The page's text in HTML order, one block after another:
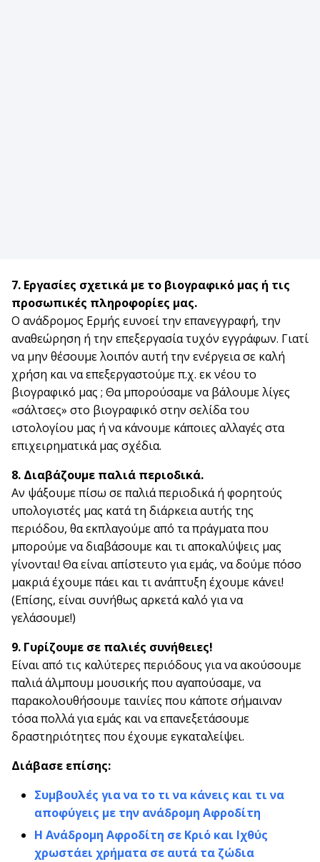
7. Εργασίες σχετικά με το βιογραφικό μας ή τις
προσωπικές πληροφορίες μας.
Ο ανάδρομος Ερμής ευνοεί την επανεγγραφή, την
αναθεώρηση ή την επεξεργασία τυχόν εγγράφων. Γιατί
να μην θέσουμε λοιπόν αυτή την ενέργεια σε καλή
χρήση και να επεξεργαστούμε π.χ. εκ νέου το
βιογραφικό μας ; Θα μπορούσαμε να βάλουμε λίγες
«σάλτσες» στο βιογραφικό στην σελίδα του
ιστολογίου μας ή να κάνουμε κάποιες αλλαγές στα
επιχειρηματικά μας σχέδια.
8. Διαβάζουμε παλιά περιοδικά.
Αν ψάξουμε πίσω σε παλιά περιοδικά ή φορητούς
υπολογιστές μας κατά τη διάρκεια αυτής της
περιόδου, θα εκπλαγούμε από τα πράγματα που
μπορούμε να διαβάσουμε και τι αποκαλύψεις μας
γίνονται! Θα είναι απίστευτο για εμάς, να δούμε πόσο
μακριά έχουμε πάει και τι ανάπτυξη έχουμε κάνει!
(Επίσης, είναι συνήθως αρκετά καλό για να
γελάσουμε!)
9. Γυρίζουμε σε παλιές συνήθειες!
Είναι από τις καλύτερες περιόδους για να ακούσουμε
παλιά άλμπουμ μουσικής που αγαπούσαμε, να
παρακολουθήσουμε ταινίες που κάποτε σήμαιναν
τόσα πολλά για εμάς και να επανεξετάσουμε
δραστηριότητες που έχουμε εγκαταλείψει.
Διάβασε επίσης:
Συμβουλές για να το τι να κάνεις και τι να
αποφύγεις με την ανάδρομη Αφροδίτη
Η Ανάδρομη Αφροδίτη σε Κριό και Ιχθύς
χρωστάει χρήματα σε αυτά τα ζώδια